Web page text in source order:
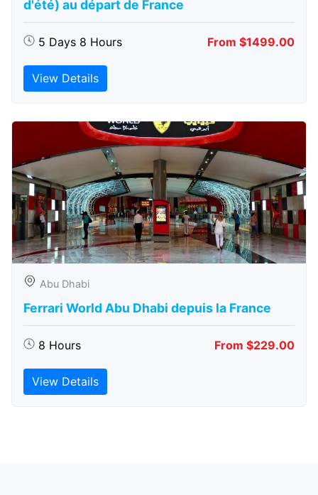
d'été) au départ de France
5 Days 8 Hours From $1499.00
View Details
Abu Dhabi
Ferrari World Abu Dhabi depuis la France
8 Hours From $229.00
View Details